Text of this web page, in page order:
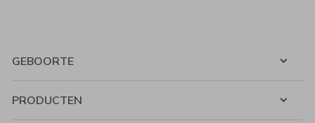
GEBOORTE
PRODUCTEN